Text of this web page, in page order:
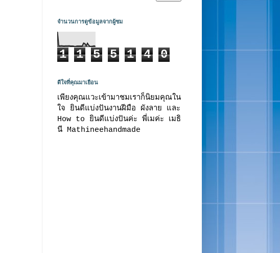
จำนวนการดูข้อมูลจากผู้ชม
1 1 5 5 1 4 0
ดีใจที่คุณมาเยือน
เพียงคุณแวะเข้ามาชมเราก็นิยมคุณใน
ใจ ยินดีแบ่งปันงานฝีมือ ผังลาย และ
How to ยินดีแบ่งปันค่ะ พี่เมค่ะ เมธิ
นี Mathineehandmade